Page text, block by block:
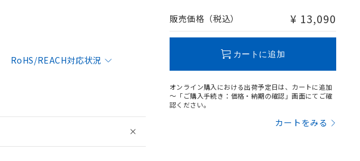
RoHS/REACH対応状況
販売価格（税込） ¥ 13,090
カートに追加
オンライン購入における出荷予定日は、カートに追加
～「ご購入手続き：価格・納期の確認」画面にてご確
認ください。
カートをみる